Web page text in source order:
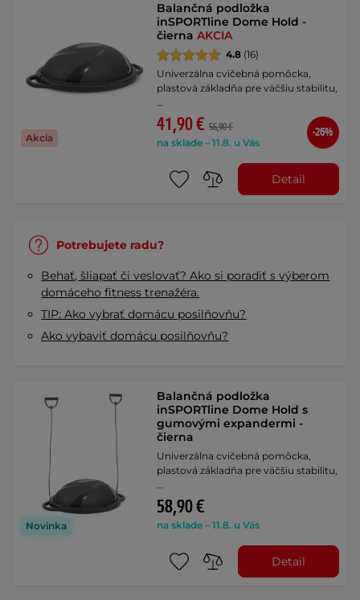
Akcia
Balančná podložka
inSPORTline Dome Hold -
čiernaAKCIA
4.8 (16)
Univerzálna cvičebná pomôcka,
plastová základňa pre väčšiu stabilitu,
…
41,90 € 56,90 €
na sklade – 11.8. u Vás
-26%
Detail
Potrebujete radu?
Behať, šliapať či veslovať? Ako si poradiť s výberom
domáceho fitness trenažéra.
TIP: Ako vybrať domácu posilňovňu?
Ako vybaviť domácu posilňovňu?
Novinka
Balančná podložka
inSPORTline Dome Hold s
gumovými expandermi -
čierna
Univerzálna cvičebná pomôcka,
plastová základňa pre väčšiu stabilitu,
…
58,90 €
na sklade – 11.8. u Vás
Detail